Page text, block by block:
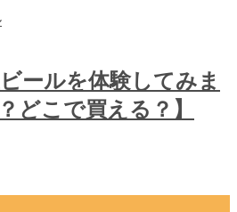
ールを体験してみま
どこで買える？】